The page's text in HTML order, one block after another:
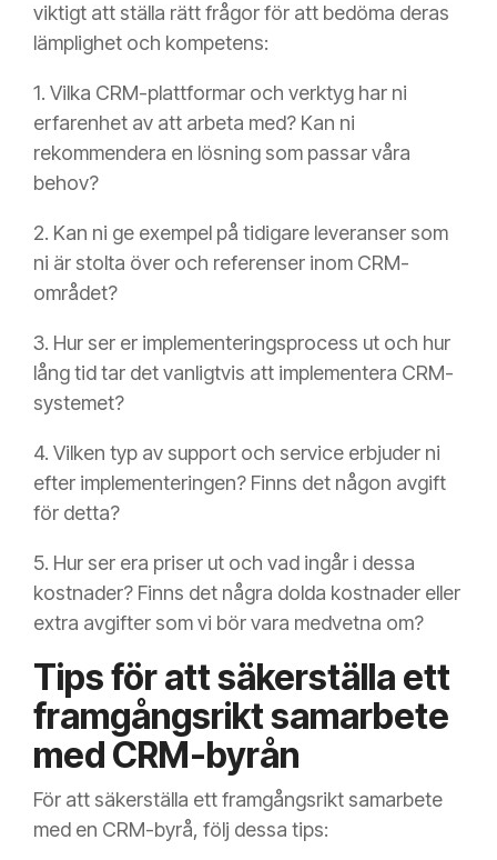
viktigt att ställa rätt frågor för att bedöma deras
lämplighet och kompetens:
1. Vilka CRM-plattformar och verktyg har ni
erfarenhet av att arbeta med? Kan ni
rekommendera en lösning som passar våra
behov?
2. Kan ni ge exempel på tidigare leveranser som
ni är stolta över och referenser inom CRM-
området?
3. Hur ser er implementeringsprocess ut och hur
lång tid tar det vanligtvis att implementera CRM-
systemet?
4. Vilken typ av support och service erbjuder ni
efter implementeringen? Finns det någon avgift
för detta?
5. Hur ser era priser ut och vad ingår i dessa
kostnader? Finns det några dolda kostnader eller
extra avgifter som vi bör vara medvetna om?
Tips för att säkerställa ett
framgångsrikt samarbete
med CRM-byrån
För att säkerställa ett framgångsrikt samarbete
med en CRM-byrå, följ dessa tips: